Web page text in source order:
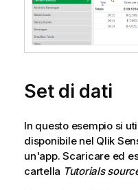
Set di dati
In questo esempio si
disponibile nel Qlik
un'app. Scaricare ed
cartella Tutorials